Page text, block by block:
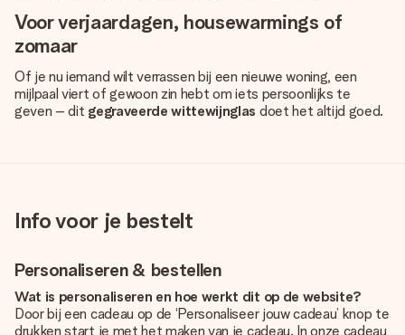
Voor verjaardagen, housewarmings of
zomaar
Of je nu iemand wilt verrassen bij een nieuwe woning, een
mijlpaal viert of gewoon zin hebt om iets persoonlijks te
geven – dit gegraveerde wittewijnglas doet het altijd goed.
Info voor je bestelt
Personaliseren & bestellen
Wat is personaliseren en hoe werkt dit op de website?
Door bij een cadeau op de ‘Personaliseer jouw cadeau’ knop te
drukken start je met het maken van je cadeau. In onze cadeau